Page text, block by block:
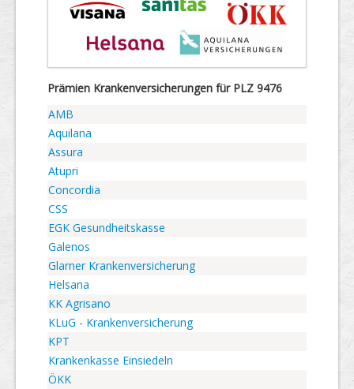
Prämien Krankenversicherungen für PLZ 9476
AMB
Aquilana
Assura
Atupri
Concordia
CSS
EGK Gesundheitskasse
Galenos
Glarner Krankenversicherung
Helsana
KK Agrisano
KLuG - Krankenversicherung
KPT
Krankenkasse Einsiedeln
ÖKK